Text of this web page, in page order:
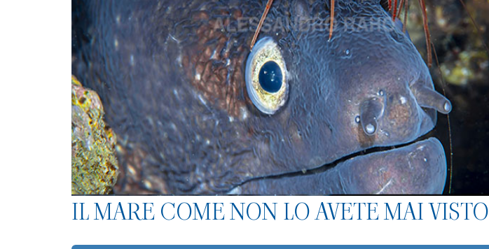
IL MARE COME NON LO AVETE MAI VISTO